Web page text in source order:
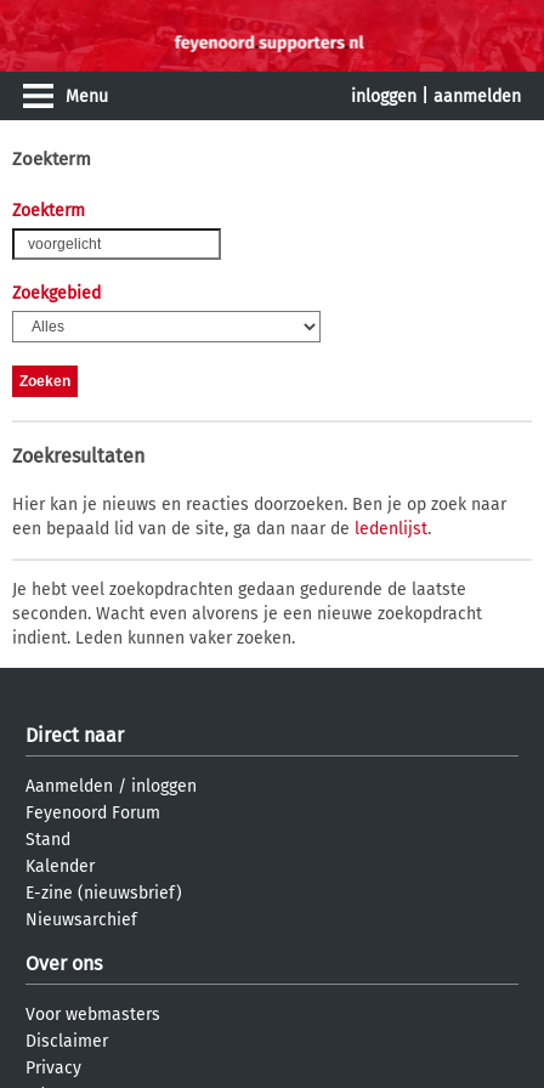
Menu inloggen aanmelden
Zoekterm
Zoekterm
Zoekgebied
Zoekresultaten
Hier kan je nieuws en reacties doorzoeken. Ben je op zoek naar
een bepaald lid van de site, ga dan naar de ledenlijst.
Je hebt veel zoekopdrachten gedaan gedurende de laatste
seconden. Wacht even alvorens je een nieuwe zoekopdracht
indient. Leden kunnen vaker zoeken.
Direct naar
Aanmelden / inloggen
Feyenoord Forum
Stand
Kalender
E-zine (nieuwsbrief)
Nieuwsarchief
Over ons
Voor webmasters
Disclaimer
Privacy